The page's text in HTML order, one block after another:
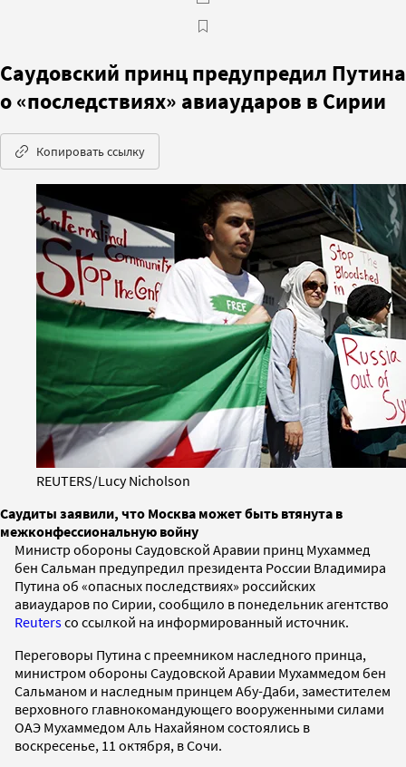
Саудовский принц предупредил Путина
о «последствиях» авиаударов в Сирии
Копировать ссылку
REUTERS/Lucy Nicholson
Саудиты заявили, что Москва может быть втянута в
межконфессиональную войну
Министр обороны Саудовской Аравии принц Мухаммед
бен Сальман предупредил президента России Владимира
Путина об «опасных последствиях» российских
авиаударов по Сирии, сообщило в понедельник агентство
Reutersсо сcылкой на информированный источник.
Переговоры Путина с преемником наследного принца,
министром обороны Саудовской Аравии Мухаммедом бен
Сальманом и наследным принцем Абу-Даби, заместителем
верховного главнокомандующего вооруженными силами
ОАЭ Мухаммедом Аль Нахайяном состоялись в
воскресенье, 11 октября, в Сочи.